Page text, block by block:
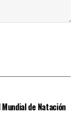
de Natación